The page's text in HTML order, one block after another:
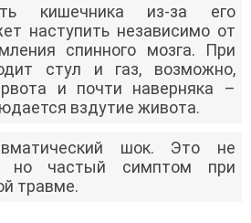
кишечника из-за его
наступить независимо от
спинного мозга. При
стул и газ, возможно,
рвота и почти наверняка –
вздутие живота.
шок. Это не
но частый симптом при
травме.